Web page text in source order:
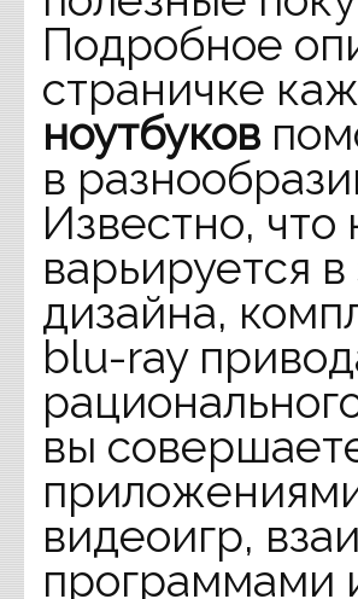
Подробное
страничке
ноутбуков
в
Известно,
варьируется
дизайна,
blu-ray
вы
видеоигр,
программами